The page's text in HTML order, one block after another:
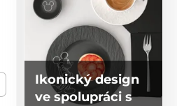
Ikonický design
ve spolupráci s